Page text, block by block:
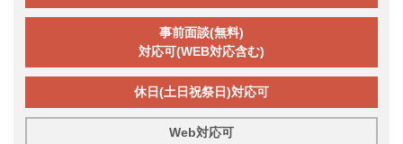
事前面談(無料)
対応可(WEB対応含む)
休日(土日祝祭日)対応可
Web対応可